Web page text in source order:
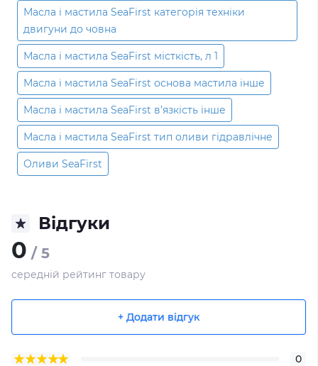
Масла і мастила SeaFirst категорія техніки
двигуни до човна
Масла і мастила SeaFirst місткість, л 1
Масла і мастила SeaFirst основа мастила інше
Масла і мастила SeaFirst в’язкість інше
Масла і мастила SeaFirst тип оливи гідравлічне
Оливи SeaFirst
Відгуки
0 / 5
середній рейтинг товару
+ Додати відгук
0